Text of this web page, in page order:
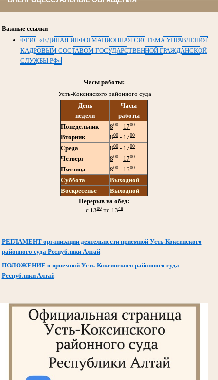
Важные ссылки
ФГИС «ЕДИНАЯ ИНФОРМАЦИОННАЯ СИСТЕМА УПРАВЛЕНИЯ
КАДРОВЫМ СОСТАВОМ ГОСУДАРСТВЕННОЙ ГРАЖДАНСКОЙ
СЛУЖБЫ РФ»
Часы работы:
Усть-Коксинского районного суда
День
недели
Часы
работы
Понедельник
800 - 1700
Вторник 800 - 1700
Среда 800 - 1700
Четверг 800 - 1700
Пятница 800 - 1600
Суббота
Выходной
Воскресенье
Выходной
Перерыв на обед:
с 1300по 1348
РЕГЛАМЕНТ организации деятельности приемной Усть-Коксинского
районного суда Республики Алтай
ПОЛОЖЕНИЕ о приемной Усть-Коксинского районного суда
Республики Алтай